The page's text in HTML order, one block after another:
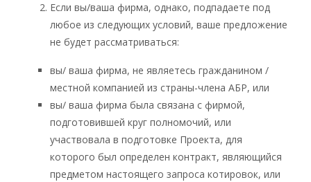
Если вы/ваша фирма, однако, подпадаете под
любое из следующих условий, ваше предложение
не будет рассматриваться:
вы/ ваша фирма, не являетесь гражданином /
местной компанией из страны-члена АБР, или
вы/ ваша фирма была связана с фирмой,
подготовившей круг полномочий, или
участвовала в подготовке Проекта, для
которого был определен контракт, являющийся
предметом настоящего запроса котировок, или